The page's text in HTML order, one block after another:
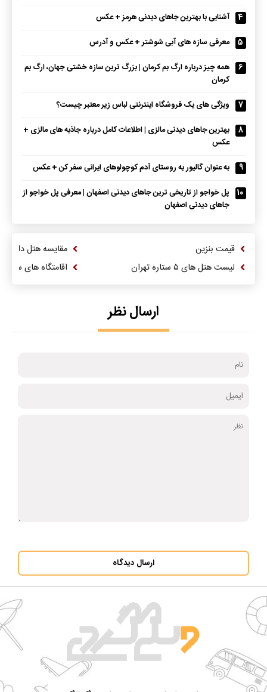
4
آشنایی با بهترین جاهای دیدنی هرمز + عکس
5
معرفی سازه های آبی شوشتر + عکس و آدرس
6
همه چیز درباره ارگ بم کرمان | بزرگ ترین سازه خشتی جهان، ارگ بم
کرمان
7
ویژگی های یک فروشگاه اینترنتی لباس زیر معتبر چیست؟
8
بهترین جاهای دیدنی مالزی | اطلاعات کامل درباره جاذبه های مالزی +
عکس
9
به عنوان گالیور به روستای آدم کوچولوهای ایرانی سفر کن + عکس
10
پل خواجو از تاریخی ترین جاهای دیدنی اصفهان | معرفی پل خواجو از
جاهای دیدنی اصفهان
قیمت بنزین
لیست هتل های ۵ ستاره تهران
مقایسه هتل
اقامتگاه های
ارسال نظر
ارسال دیدگاه